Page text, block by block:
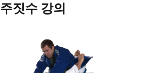
주짓수 강의